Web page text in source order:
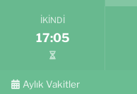
İKINDI
17:05
Aylık Vakitler